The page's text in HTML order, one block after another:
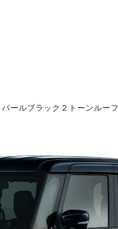
ールブラック２トーンルーフ